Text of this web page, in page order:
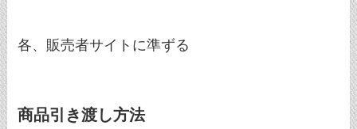
各、販売者サイトに準ずる
商品引き渡し方法